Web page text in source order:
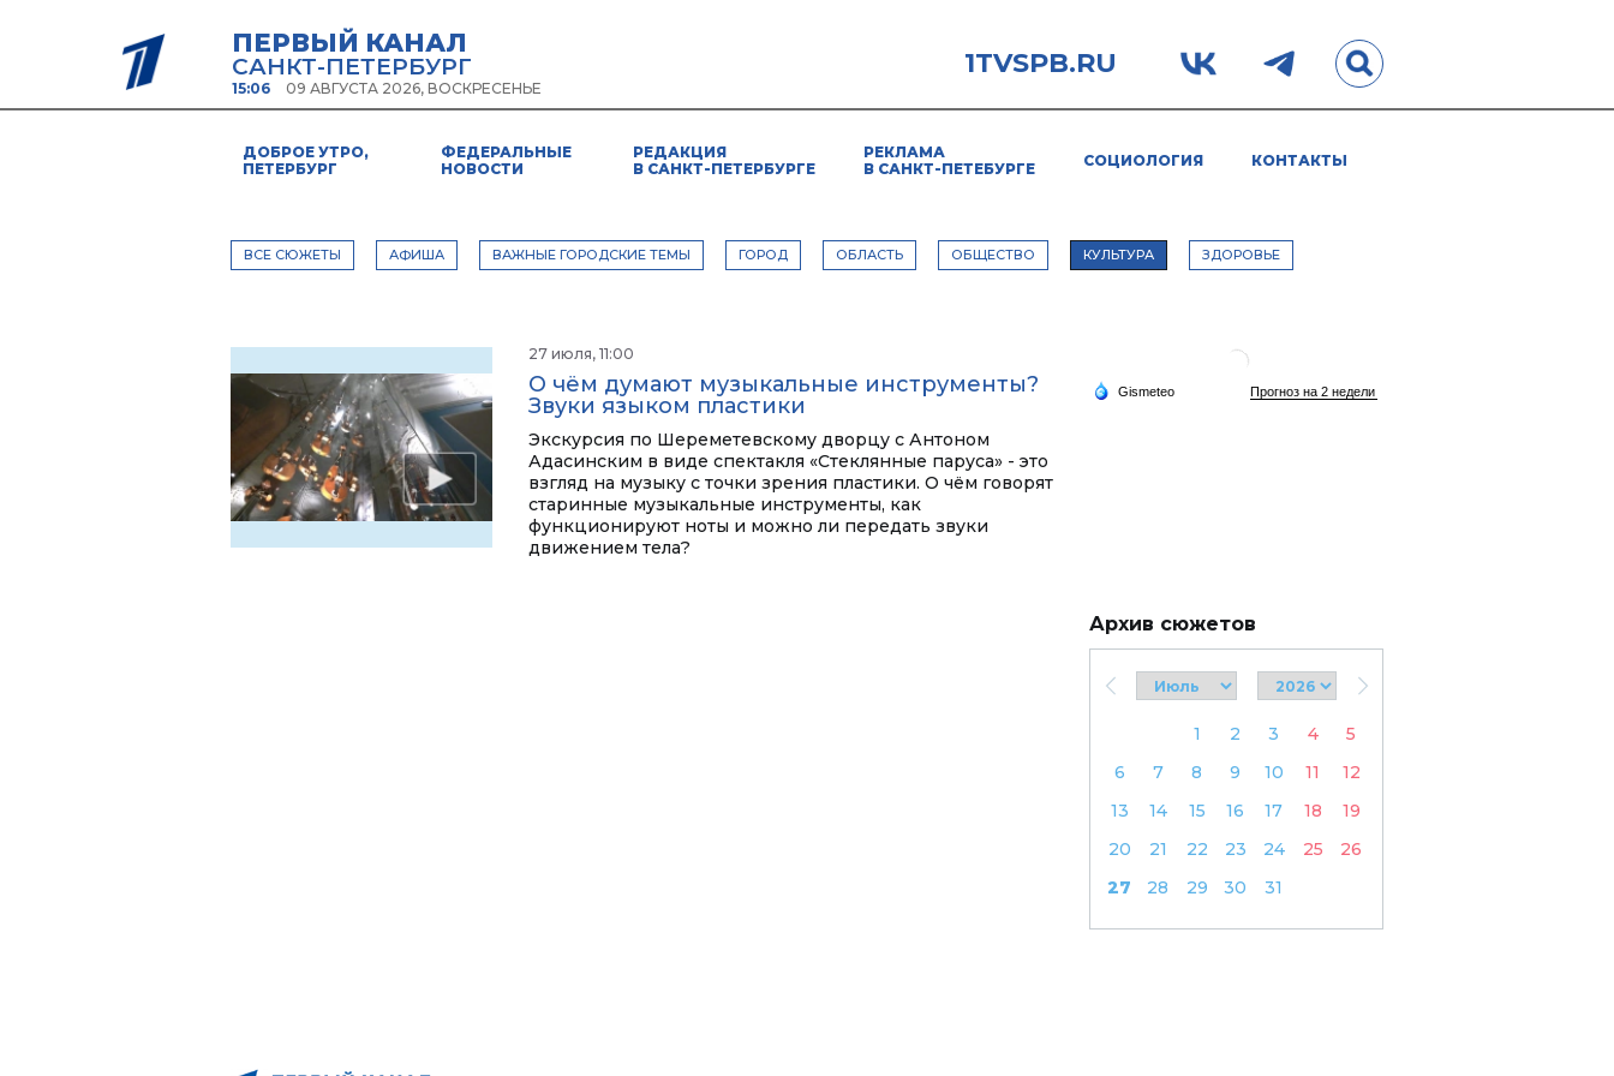
ПЕРВЫЙ КАНАЛ
САНКТ-ПЕТЕРБУРГ
15:06 09 АВГУСТА 2026, ВОСКРЕСЕНЬЕ
1TVSPB.RU
ДОБРОЕ УТРО,
ПЕТЕРБУРГ
ФЕДЕРАЛЬНЫЕ
НОВОСТИ
РЕДАКЦИЯ
В САНКТ-ПЕТЕРБУРГЕ
РЕКЛАМА
В САНКТ-ПЕТЕБУРГЕ
СОЦИОЛОГИЯ КОНТАКТЫ
ВСЕ СЮЖЕТЫ АФИША ВАЖНЫЕ ГОРОДСКИЕ ТЕМЫ ГОРОД ОБЛАСТЬ ОБЩЕСТВО КУЛЬТУРА ЗДОРОВЬЕ
27 июля, 11:00
О чём думают музыкальные инструменты?
Звуки языком пластики
Экскурсия по Шереметевскому дворцу с Антоном
Адасинским в виде спектакля «Стеклянные паруса» - это
взгляд на музыку с точки зрения пластики. О чём говорят
старинные музыкальные инструменты, как
функционируют ноты и можно ли передать звуки
движением тела?
Архив сюжетов
1 2 3 4
5
6
7 8 9 10 11
12
13
14 15 16 17 18
19
20
21 22 23 24 25
26
27
28 29 30 31